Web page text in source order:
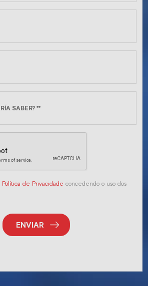
Política de Privacidade concedendo o uso dos
ENVIAR